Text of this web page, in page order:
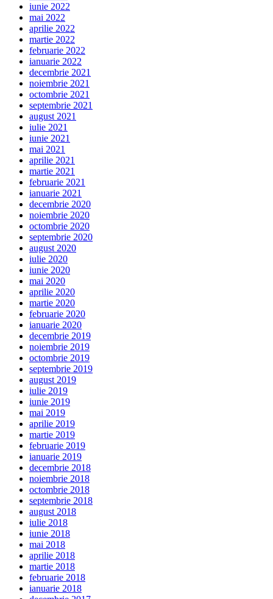
iunie 2022
mai 2022
aprilie 2022
martie 2022
februarie 2022
ianuarie 2022
decembrie 2021
noiembrie 2021
octombrie 2021
septembrie 2021
august 2021
iulie 2021
iunie 2021
mai 2021
aprilie 2021
martie 2021
februarie 2021
ianuarie 2021
decembrie 2020
noiembrie 2020
octombrie 2020
septembrie 2020
august 2020
iulie 2020
iunie 2020
mai 2020
aprilie 2020
martie 2020
februarie 2020
ianuarie 2020
decembrie 2019
noiembrie 2019
octombrie 2019
septembrie 2019
august 2019
iulie 2019
iunie 2019
mai 2019
aprilie 2019
martie 2019
februarie 2019
ianuarie 2019
decembrie 2018
noiembrie 2018
octombrie 2018
septembrie 2018
august 2018
iulie 2018
iunie 2018
mai 2018
aprilie 2018
martie 2018
februarie 2018
ianuarie 2018